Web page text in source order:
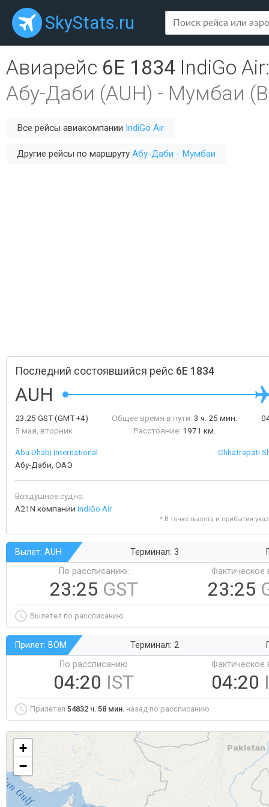
SkyStats.ru
Авиарейс 6E 1834 IndiGo Air:
Абу-Даби (AUH) - Мумбаи
Все рейсы авиакомпании IndiGo Air
Другие рейсы по маршруту Абу-Даби - Мумбаи
Последний состоявшийся рейс 6E 1834
AUH
23:25 GST(GMT +4)
5 мая, вторник
Общее время в пути: 3 ч. 25 мин.
Расстояние: 1971 км.
Abu Dhabi International
Абу-Даби, ОАЭ
Chhatrapati
Воздушное судно:
A21N компании IndiGo Air
* В точке вылета и прибытия
Вылет: AUH Терминал: 3
По рассписанию:
23:25 GST
Фактическое
23:25
Вылетел по рассписанию
Прилет: BOM Терминал: 2
По рассписанию
04:20 IST
Фактическое
04:20
Прилетел 54832 ч. 58 мин. назад по рассписанию
+
−